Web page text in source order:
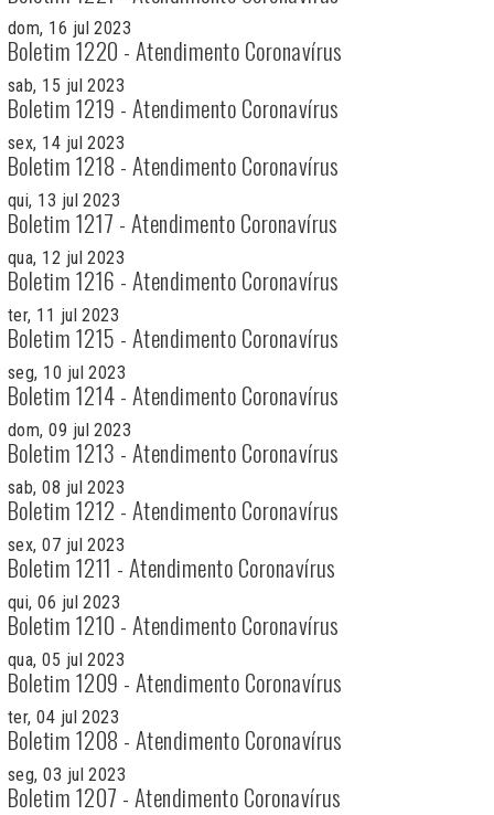
dom, 16 jul 2023
Boletim 1220 - Atendimento Coronavírus
sab, 15 jul 2023
Boletim 1219 - Atendimento Coronavírus
sex, 14 jul 2023
Boletim 1218 - Atendimento Coronavírus
qui, 13 jul 2023
Boletim 1217 - Atendimento Coronavírus
qua, 12 jul 2023
Boletim 1216 - Atendimento Coronavírus
ter, 11 jul 2023
Boletim 1215 - Atendimento Coronavírus
seg, 10 jul 2023
Boletim 1214 - Atendimento Coronavírus
dom, 09 jul 2023
Boletim 1213 - Atendimento Coronavírus
sab, 08 jul 2023
Boletim 1212 - Atendimento Coronavírus
sex, 07 jul 2023
Boletim 1211 - Atendimento Coronavírus
qui, 06 jul 2023
Boletim 1210 - Atendimento Coronavírus
qua, 05 jul 2023
Boletim 1209 - Atendimento Coronavírus
ter, 04 jul 2023
Boletim 1208 - Atendimento Coronavírus
seg, 03 jul 2023
Boletim 1207 - Atendimento Coronavírus